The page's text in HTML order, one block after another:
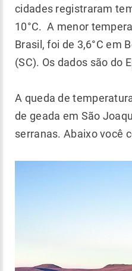
cidades registraram
10°C. A menor
Brasil, foi de 3,6°C em
(SC). Os dados são do
A queda de
de geada em São
serranas. Abaixo você